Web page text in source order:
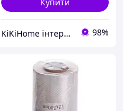
KiKiHome інтернет-магазин якісних товарів для дому 98%